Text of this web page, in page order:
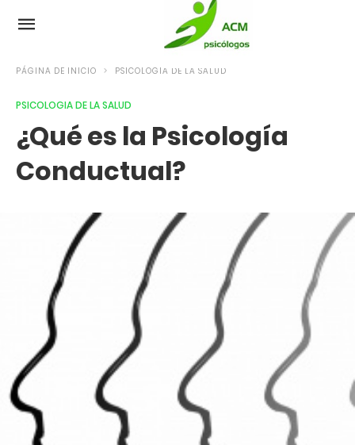
PÁGINA DE INICIO PSICOLOGIA DE LA SALUD
PSICOLOGIA DE LA SALUD
¿Qué es la Psicología
Conductual?